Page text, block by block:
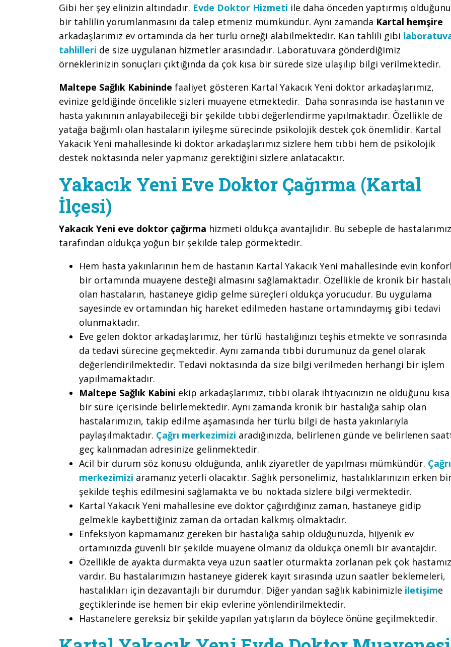
Gibi her şey elinizin altındadır. Evde Doktor Hizmeti ile daha önceden yaptırmış
bir tahlilin yorumlanmasını da talep etmeniz mümkündür. Aynı zamanda Kartal hemşire
arkadaşlarımız ev ortamında da her türlü örneği alabilmektedir. Kan tahlili gibi
tahlilleri de size uygulanan hizmetler arasındadır. Laboratuvara gönderdiğimiz
örneklerinizin sonuçları çıktığında da çok kısa bir sürede size ulaşılıp bilgi verilmektedir.
Maltepe Sağlık Kabininde faaliyet gösteren Kartal Yakacık Yeni doktor arkadaşlarımız,
evinize geldiğinde öncelikle sizleri muayene etmektedir. Daha sonrasında ise hastanın ve
hasta yakınının anlayabileceği bir şekilde tıbbi değerlendirme yapılmaktadır. Özellikle de
yatağa bağımlı olan hastaların iyileşme sürecinde psikolojik destek çok önemlidir. Kartal
Yakacık Yeni mahallesinde ki doktor arkadaşlarımız sizlere hem tıbbi hem de psikolojik
destek noktasında neler yapmanız gerektiğini sizlere anlatacaktır.
Yakacık Yeni Eve Doktor Çağırma (Kartal
İlçesi)
Yakacık Yeni eve doktor çağırma hizmeti oldukça avantajlıdır. Bu sebeple de hastalarımız
tarafından oldukça yoğun bir şekilde talep görmektedir.
Hem hasta yakınlarının hem de hastanın Kartal Yakacık Yeni mahallesinde evin
bir ortamında muayene desteği almasını sağlamaktadır. Özellikle de kronik bir
olan hastaların, hastaneye gidip gelme süreçleri oldukça yorucudur. Bu uygulama
sayesinde ev ortamından hiç hareket edilmeden hastane ortamındaymış gibi tedavi
olunmaktadır.
Eve gelen doktor arkadaşlarımız, her türlü hastalığınızı teşhis etmekte ve sonrasında
da tedavi sürecine geçmektedir. Aynı zamanda tıbbi durumunuz da genel olarak
değerlendirilmektedir. Tedavi noktasında da size bilgi verilmeden herhangi bir işlem
yapılmamaktadır.
Maltepe Sağlık Kabini ekip arkadaşlarımız, tıbbi olarak ihtiyacınızın ne olduğunu kısa
bir süre içerisinde belirlemektedir. Aynı zamanda kronik bir hastalığa sahip olan
hastalarımızın, takip edilme aşamasında her türlü bilgi de hasta yakınlarıyla
paylaşılmaktadır. Çağrı merkezimizi aradığınızda, belirlenen günde ve belirlenen
geç kalınmadan adresinize gelinmektedir.
Acil bir durum söz konusu olduğunda, anlık ziyaretler de yapılması mümkündür. Çağrı
merkezimizi aramanız yeterli olacaktır. Sağlık personelimiz, hastalıklarınızın erken
şekilde teşhis edilmesini sağlamakta ve bu noktada sizlere bilgi vermektedir.
Kartal Yakacık Yeni mahallesine eve doktor çağırdığınız zaman, hastaneye gidip
gelmekle kaybettiğiniz zaman da ortadan kalkmış olmaktadır.
Enfeksiyon kapmamanız gereken bir hastalığa sahip olduğunuzda, hijyenik ev
ortamınızda güvenli bir şekilde muayene olmanız da oldukça önemli bir avantajdır.
Özellikle de ayakta durmakta veya uzun saatler oturmakta zorlanan pek çok hastamız
vardır. Bu hastalarımızın hastaneye giderek kayıt sırasında uzun saatler beklemeleri,
hastalıkları için dezavantajlı bir durumdur. Diğer yandan sağlık kabinimizle iletişime
geçtiklerinde ise hemen bir ekip evlerine yönlendirilmektedir.
Hastanelere gereksiz bir şekilde yapılan yatışların da böylece önüne geçilmektedir.